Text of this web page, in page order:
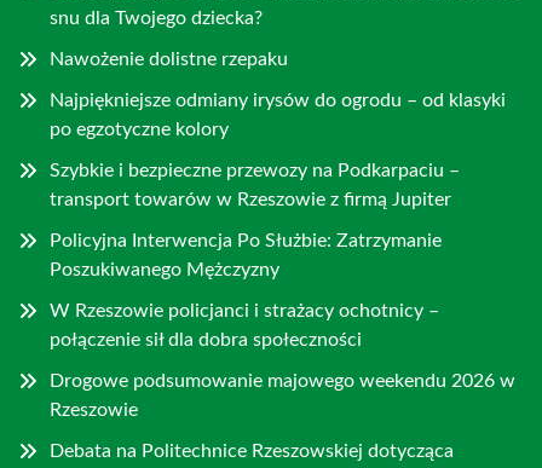
snu dla Twojego dziecka?
Nawożenie dolistne rzepaku
Najpiękniejsze odmiany irysów do ogrodu – od klasyki
po egzotyczne kolory
Szybkie i bezpieczne przewozy na Podkarpaciu –
transport towarów w Rzeszowie z firmą Jupiter
Policyjna Interwencja Po Służbie: Zatrzymanie
Poszukiwanego Mężczyzny
W Rzeszowie policjanci i strażacy ochotnicy –
połączenie sił dla dobra społeczności
Drogowe podsumowanie majowego weekendu 2026 w
Rzeszowie
Debata na Politechnice Rzeszowskiej dotycząca